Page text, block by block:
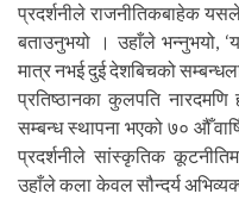
प्रदर्शनीले राजनीतिकबाहेक
बताउनुभयो । उहाँले भन्नुभयो,
मात्र नभई दुई देशबिचको
प्रतिष्ठानका कुलपति
सम्बन्ध स्थापना भएको ७० औँ
प्रदर्शनीले सांस्कृतिक
उहाँले कला केवल सौन्दर्य